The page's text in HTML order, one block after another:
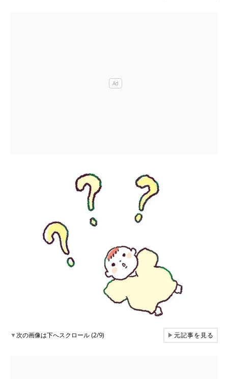
▼次の画像は下へスクロール (2/9) ▶元記事を見る